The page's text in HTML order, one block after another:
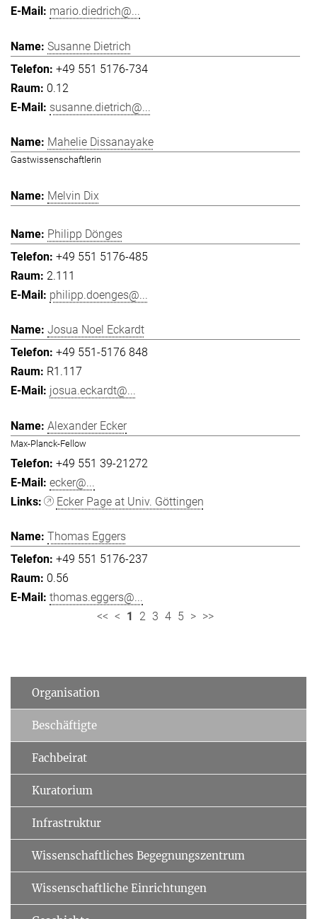
mario.diedrich@...
Susanne Dietrich
+49 551 5176-734
0.12
susanne.dietrich@...
Mahelie Dissanayake
Gastwissenschaftlerin
Melvin Dix
Philipp Dönges
+49 551 5176-485
2.111
philipp.doenges@...
Josua Noel Eckardt
+49 551-5176 848
R1.117
josua.eckardt@...
Alexander Ecker
Max-Planck-Fellow
+49 551 39-21272
ecker@...
Ecker Page at Univ. Göttingen
Thomas Eggers
+49 551 5176-237
0.56
thomas.eggers@...
<< < 1 2 3 4 5 > >>
Organisation
Beschäftigte
Fachbeirat
Kuratorium
Infrastruktur
Wissenschaftliches Begegnungszentrum
Wissenschaftliche Einrichtungen